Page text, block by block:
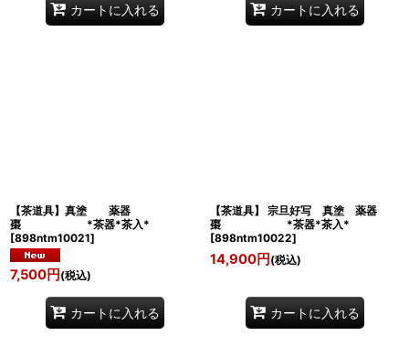
カートに入れる カートに入れる
【茶道具】真塗 薬器
棗 *茶器*茶入*
[898ntm10021]
7,500円 (税込)
カートに入れる
【茶道具】 宗旦好写 真塗 薬器
棗 *茶器*茶入*
[898ntm10022]
14,900円 (税込)
カートに入れる